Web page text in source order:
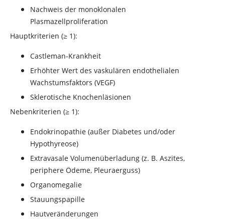
Nachweis der monoklonalen
Plasmazellproliferation
Hauptkriterien (≥ 1):
Castleman-Krankheit
Erhöhter Wert des vaskulären endothelialen
Wachstumsfaktors (VEGF)
Sklerotische Knochenläsionen
Nebenkriterien (≥ 1):
Endokrinopathie (außer Diabetes und/oder
Hypothyreose)
Extravasale Volumenüberladung (z. B. Aszites,
periphere Ödeme, Pleuraerguss)
Organomegalie
Stauungspapille
Hautveränderungen